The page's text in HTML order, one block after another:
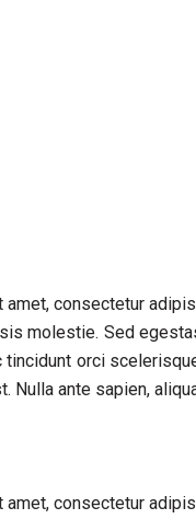
consectetur
molestie. Sed
tincidunt orci
Nulla ante sapien,
consectetur